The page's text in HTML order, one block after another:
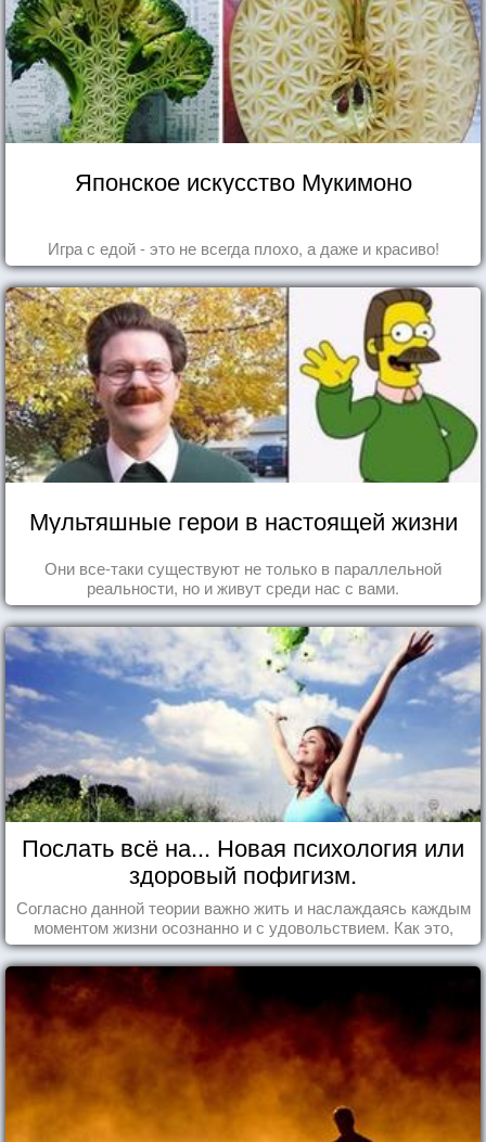
Японское искусство Мукимоно
Игра с едой - это не всегда плохо, а даже и красиво!
Мультяшные герои в настоящей жизни
Они все-таки существуют не только в параллельной
реальности, но и живут среди нас с вами.
Послать всё на... Новая психология или
здоровый пофигизм.
Согласно данной теории важно жить и наслаждаясь каждым
моментом жизни осознанно и с удовольствием. Как это,
попробуем разобраться на реальных примерах.